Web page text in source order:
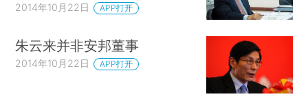
2014年10月22日 APP打开
朱云来并非安邦董事
2014年10月22日 APP打开